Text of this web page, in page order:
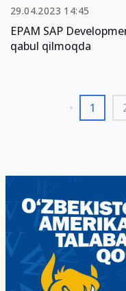
29.04.2023 14:45
EPAM SAP
qabul qilmoqda
1